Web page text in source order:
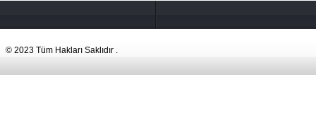
© 2023 Tüm Hakları Saklıdır .